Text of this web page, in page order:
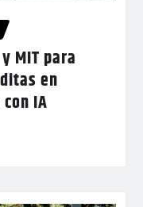
MIT para
en
IA